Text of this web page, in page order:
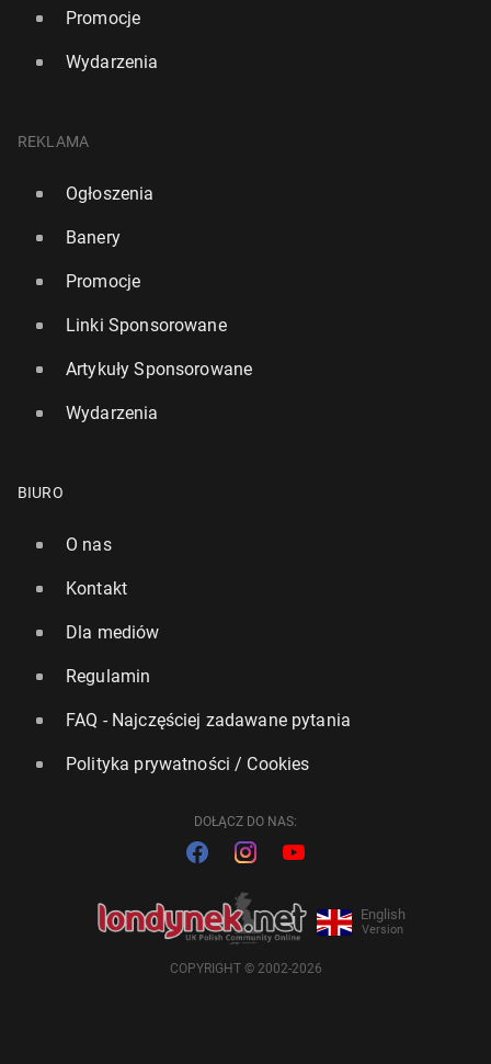
Promocje
Wydarzenia
REKLAMA
Ogłoszenia
Banery
Promocje
Linki Sponsorowane
Artykuły Sponsorowane
Wydarzenia
BIURO
O nas
Kontakt
Dla mediów
Regulamin
FAQ - Najczęściej zadawane pytania
Polityka prywatności / Cookies
DOŁĄCZ DO NAS:
English
Version
COPYRIGHT © 2002-2026